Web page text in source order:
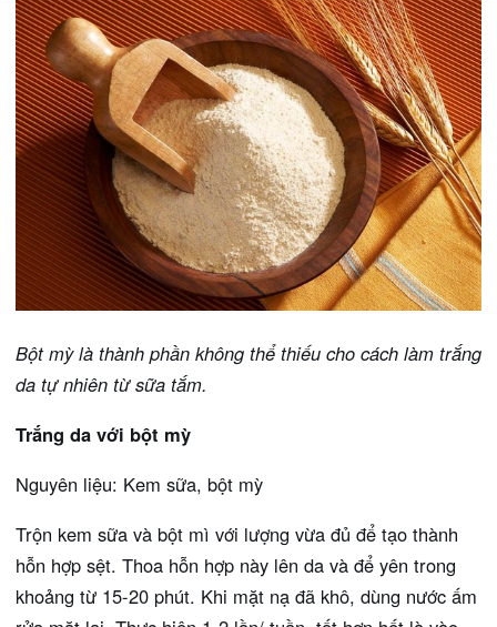
Bột mỳ là thành phần không thể thiếu cho cách làm trắng
da tự nhiên từ sữa tắm.
Trắng da với bột mỳ
Nguyên liệu: Kem sữa, bột mỳ
Trộn kem sữa và bột mì với lượng vừa đủ để tạo thành
hỗn hợp sệt. Thoa hỗn hợp này lên da và để yên trong
khoảng từ 15-20 phút. Khi mặt nạ đã khô, dùng nước ấm